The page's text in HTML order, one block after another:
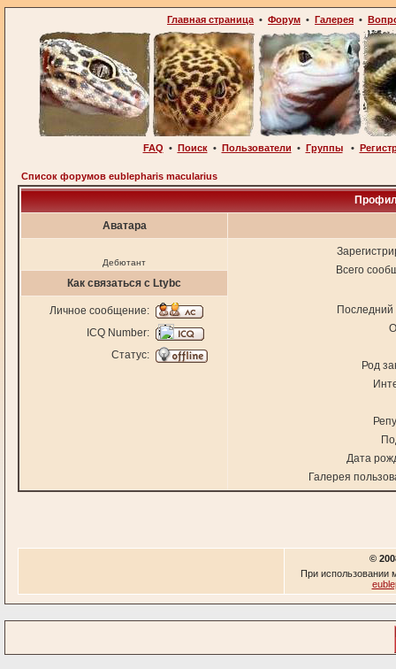
Главная страница • Форум • Галерея •
FAQ • Поиск• Пользователи • Группы•
Список форумов eublepharis macularius
Аватара
Дебютант
Всего
Последний
Род
Дата
Галерея
Как связаться с Ltybc
Личное сообщение:
ICQ Number:
Статус:
©
При использовании